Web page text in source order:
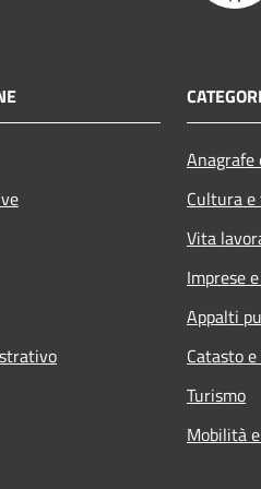
Cultura
Vita
Imprese
Appalti
Catasto
Turismo
Mobilità